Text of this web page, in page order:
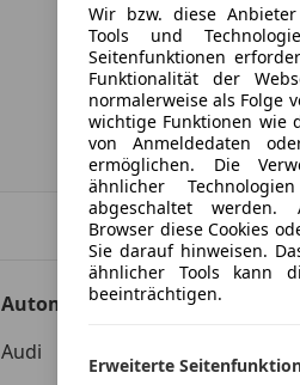
Automarken
Audi
Wir bzw. diese
Tools und
Seitenfunktionen
Funktionalität der
normalerweise als Folge
wichtige Funktionen wie
von Anmeldedaten
ermöglichen. Die
ähnlicher
abgeschaltet werden.
Browser diese Cookies
Sie darauf hinweisen.
ähnlicher Tools kann
beeinträchtigen.
Erweiterte